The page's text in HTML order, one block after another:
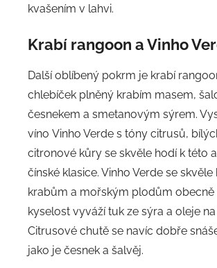
kvašením v lahvi.
Krabí rangoon a Vinho
Další oblíbený pokrm je krabí
chlebíček plněný krabím masem,
česnekem a smetanovým sýrem.
víno Vinho Verde s tóny citrusů,
citronové kůry se skvěle hodí k této
čínské klasice. Vinho Verde se skvěle
krabům a mořským plodům obecně
kyselost vyváží tuk ze sýra a oleje na
Citrusové chutě se navíc dobře
jako je česnek a šalvěj.